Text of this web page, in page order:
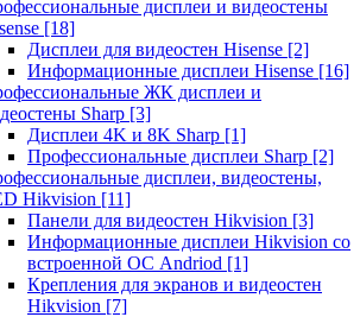
дисплеи и видеостены
[18]
Дисплеи для видеостен Hisense [2]
Информационные дисплеи Hisense [16]
ЖК дисплеи и
Sharp [3]
Дисплеи 4K и 8K Sharp [1]
Профессиональные дисплеи Sharp [2]
дисплеи, видеостены,
Hikvision [11]
Панели для видеостен Hikvision [3]
Информационные дисплеи Hikvision со
встроенной ОС Andriod [1]
Крепления для экранов и видеостен
Hikvision [7]